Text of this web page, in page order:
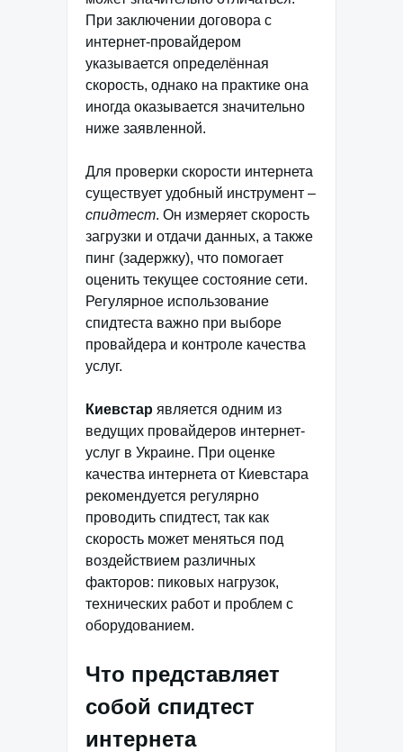
При заключении договора с
интернет-провайдером
указывается определённая
скорость, однако на практике она
иногда оказывается значительно
ниже заявленной.
Для проверки скорости интернета
существует удобный инструмент –
спидтест. Он измеряет скорость
загрузки и отдачи данных, а также
пинг (задержку), что помогает
оценить текущее состояние сети.
Регулярное использование
спидтеста важно при выборе
провайдера и контроле качества
услуг.
Киевстар является одним из
ведущих провайдеров интернет-
услуг в Украине. При оценке
качества интернета от Киевстара
рекомендуется регулярно
проводить спидтест, так как
скорость может меняться под
воздействием различных
факторов: пиковых нагрузок,
технических работ и проблем с
оборудованием.
Что представляет
собой спидтест
интернета